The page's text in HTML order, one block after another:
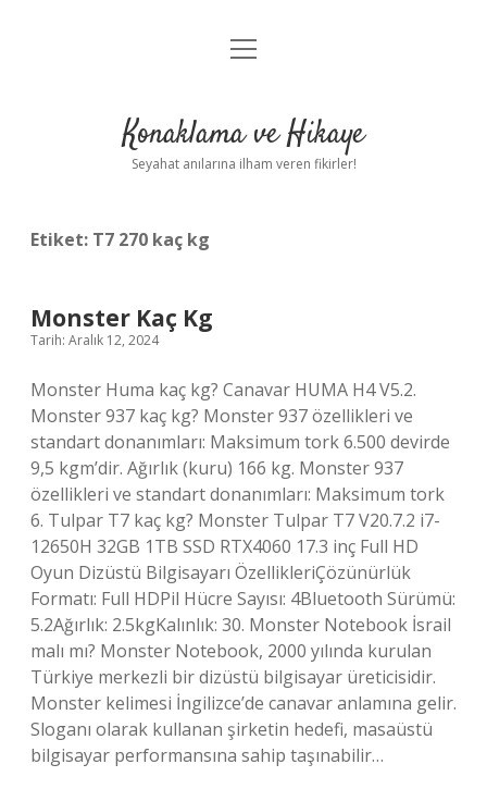
Anasayfa
Yasal Uyarı
menüyü
Konaklama ve Hikaye
Seyahat anılarına ilham veren fikirler!
Etiket: T7 270 kaç kg
Monster Kaç Kg
Tarih: Aralık 12, 2024
Monster Huma kaç kg? Canavar HUMA H4 V5.2.
Monster 937 kaç kg? Monster 937 özellikleri ve
standart donanımları: Maksimum tork 6.500 devirde
9,5 kgm’dir. Ağırlık (kuru) 166 kg. Monster 937
özellikleri ve standart donanımları: Maksimum tork
6. Tulpar T7 kaç kg? Monster Tulpar T7 V20.7.2 i7-
12650H 32GB 1TB SSD RTX4060 17.3 inç Full HD
Oyun Dizüstü Bilgisayarı ÖzellikleriÇözünürlük
Formatı: Full HDPil Hücre Sayısı: 4Bluetooth Sürümü:
5.2Ağırlık: 2.5kgKalınlık: 30. Monster Notebook İsrail
malı mı? Monster Notebook, 2000 yılında kurulan
Türkiye merkezli bir dizüstü bilgisayar üreticisidir.
Monster kelimesi İngilizce’de canavar anlamına gelir.
Sloganı olarak kullanan şirketin hedefi, masaüstü
bilgisayar performansına sahip taşınabilir…